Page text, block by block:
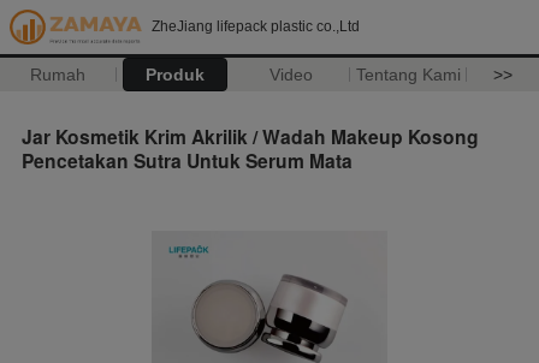
ZheJiang lifepack plastic co.,Ltd
Rumah Produk Video Tentang Kami >>
Jar Kosmetik Krim Akrilik / Wadah Makeup Kosong
Pencetakan Sutra Untuk Serum Mata